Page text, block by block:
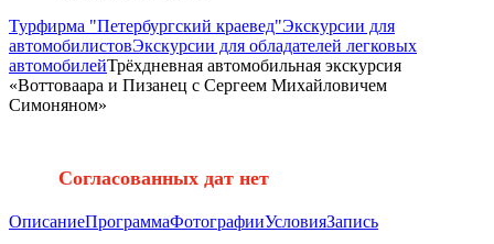
Турфирма "Петербургский краевед"Экскурсии для
автомобилистовЭкскурсии для обладателей легковых
автомобилейТрёхдневная автомобильная экскурсия
«Воттоваара и Пизанец с Сергеем Михайловичем
Симоняном»
Согласованных дат нет
ОписаниеПрограммаФотографииУсловияЗапись